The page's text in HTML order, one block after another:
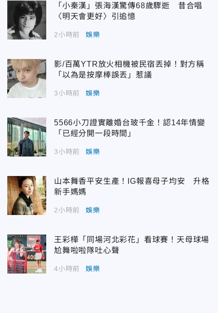
「小秦漢」張海漢驚傳68歲驟逝 昔合唱
〈明天會更好〉引追憶
2小時前 娛樂
影/百萬YTR放火相機被民宿丟掉！對方稱
「以為是按摩棒誤丟」惹議
3小時前 娛樂
5566小刀證實離婚台玻千金！認14年情變
「已經分開一段時間」
3小時前 娛樂
山本舞香平安生產！IG報喜母子均安 升格
新手媽媽
2小時前 娛樂
王彩樺「同場河北彩花」看球賽！天母球場
尬舞啦啦隊吐心聲
4小時前 娛樂